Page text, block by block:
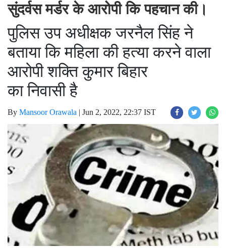
सुंदर्वस मर्डर के आरोपी कि पहचान की।
पुलिस उप अधीक्षक जरनैल सिंह ने
बताया कि महिला की हत्या करने वाला
आरोपी शक्ति कुमार बिहार
का निवासी है
By Mansoor Orawala | Jun 2, 2022, 22:37 IST